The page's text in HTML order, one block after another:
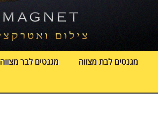
מגנטים לבת מצווה מגנטים לבר מצווה